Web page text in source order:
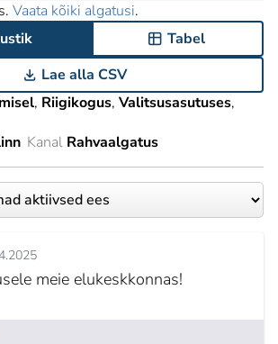
Vaata kõiki algatusi.
Tabel
Lae alla CSV
Riigikogus Valitsusasutuses
Kanal Rahvaalgatus
meie elukeskkonnas!